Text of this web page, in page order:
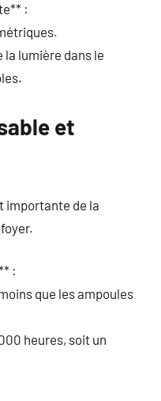
:
lumière dans le
et
importante de la
:
que les ampoules
heures, soit un